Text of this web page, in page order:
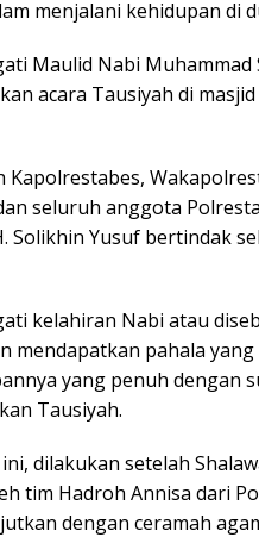
menjalani kehidupan di
Maulid Nabi Muhammad
acara Tausiyah di
seluruh anggota
Solikhin Yusuf bertindak
kelahiran Nabi atau
mendapatkan pahala
yang penuh dengan
Tausiyah.
dilakukan setelah
tim Hadroh Annisa dari
dengan ceramah